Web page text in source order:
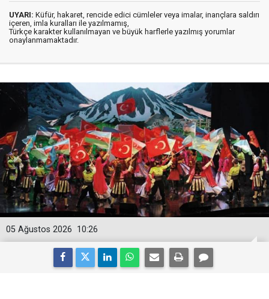
UYARI: Küfür, hakaret, rencide edici cümleler veya imalar, inançlara saldırı
içeren, imla kuralları ile yazılmamış,
Türkçe karakter kullanılmayan ve büyük harflerle yazılmış yorumlar
onaylanmamaktadır.
10:26
05 Ağustos 2026